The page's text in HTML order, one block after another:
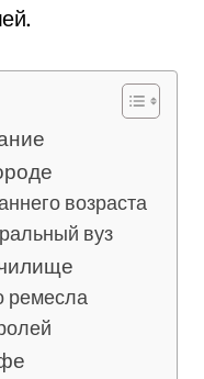
возраста
вуз
ремесла